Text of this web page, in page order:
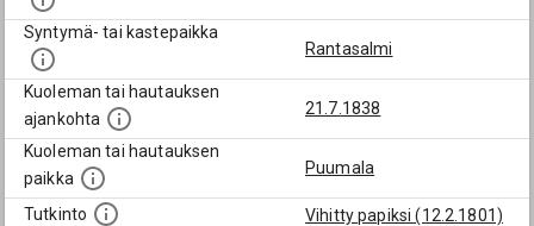
Syntymä- tai kastepaikka
Rantasalmi
Kuoleman tai hautauksen
ajankohta
21.7.1838
Kuoleman tai hautauksen
paikka
Puumala
Tutkinto Vihitty papiksi (12.2.1801)